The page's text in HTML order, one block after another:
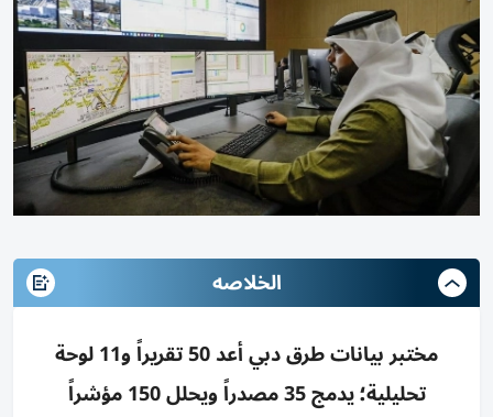
الخلاصه
مختبر بيانات طرق دبي أعد 50 تقريراً و11 لوحة
تحليلية؛ يدمج 35 مصدراً ويحلل 150 مؤشراً